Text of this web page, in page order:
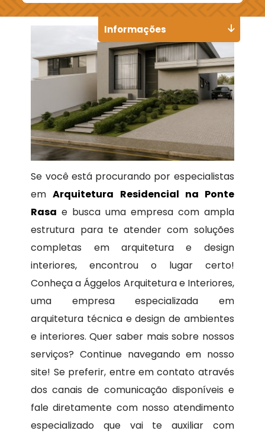
Se você está procurando por especialistas
emArquitetura Residencial na Ponte
Rasa e busca uma empresa com ampla
estrutura para te atender com soluções
completas em arquitetura e design
interiores, encontrou o lugar certo!
Conheça a Ággelos Arquitetura e Interiores,
uma empresa especializada em
arquitetura técnica e design de ambientes
e interiores. Quer saber mais sobre nossos
serviços? Continue navegando em nosso
site! Se preferir, entre em contato através
dos canais de comunicação disponíveis e
fale diretamente com nosso atendimento
especializado que vai te auxiliar com
Informações